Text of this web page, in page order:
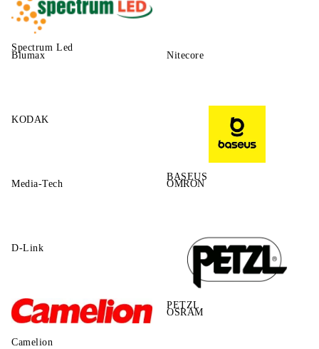
Spectrum Led
Blumax Nitecore
KODAK
BASEUS
Media-Tech OMRON
D-Link
PETZL
Camelion
OSRAM